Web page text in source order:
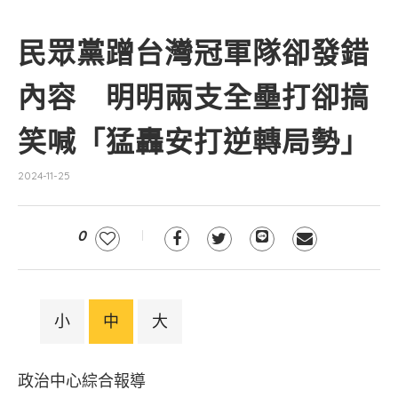
民眾黨蹭台灣冠軍隊卻發錯
內容 明明兩支全壘打卻搞
笑喊「猛轟安打逆轉局勢」
2024-11-25
0
小 中 大
政治中心綜合報導